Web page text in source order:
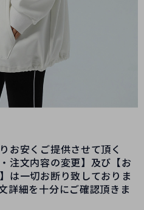
お安くご提供させて頂く
注文内容の変更】及び【お
は一切お断り致しておりま
詳細を十分にご確認頂きま